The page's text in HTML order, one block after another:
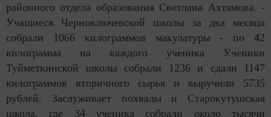
районного отдела образования Светлана Ахтямова. -
Учащиеся Черноключевской школы за два месяца
собрали 1066 килограммов макулатуры - по 42
килограмма на каждого ученика Ученики
Туйметкинской школы собрали 1236 и сдали 1147
килограммов вторичного сырья и выручили 5735
рублей. Заслуживает похвалы и Старокутушская
школа, где 34 ученика собрали около тысячи